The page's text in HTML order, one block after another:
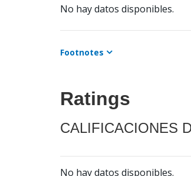
No hay datos disponibles.
Footnotes
Ratings
CALIFICACIONES
No hay datos disponibles.